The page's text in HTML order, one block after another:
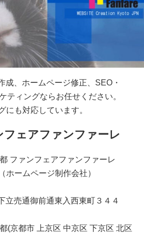
成、ホームページ修正、SEO・
ティングならお任せください。
にも対応しています。
フェアファンファーレ
ファンフェアファンファーレ
ホームページ制作会社）
立売通御前通東入西東町３４４
(京都市 上京区 中京区 下京区 北区